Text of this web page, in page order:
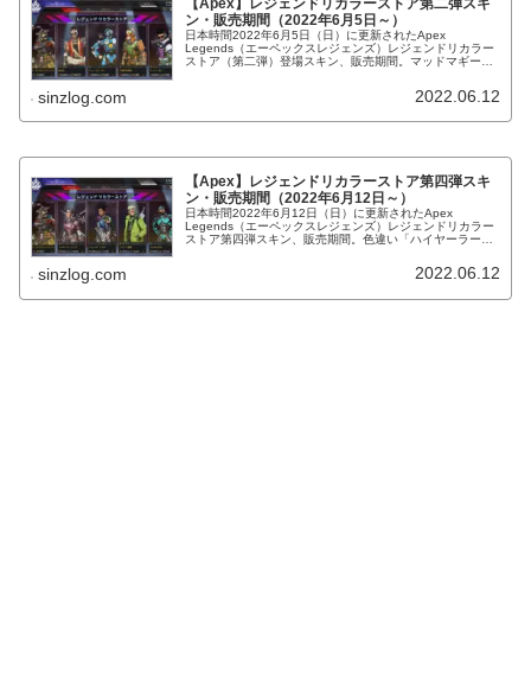
【Apex】レジェンドリカラーストア第二弾スキ
ン・販売期間（2022年6月5日～）
日本時間2022年6月5日（日）に更新されたApex
Legends（エーペックスレジェンズ）レジェンドリカラー
ストア（第二弾）登場スキン、販売期間。マッドマギー色
sinzlog.com 2022.06.12
【Apex】レジェンドリカラーストア第四弾スキ
ン・販売期間（2022年6月12日～）
日本時間2022年6月12日（日）に更新されたApex
Legends（エーペックスレジェンズ）レジェンドリカラー
ストア第四弾スキン、販売期間。色違い「ハイヤーラーニ
sinzlog.com 2022.06.12